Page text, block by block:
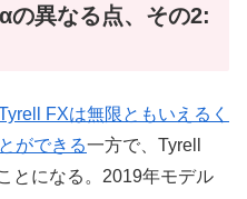
異なる点、その2:
FXは無限ともいえるく
ができる一方で、Tyrell
とになる。2019年モデル